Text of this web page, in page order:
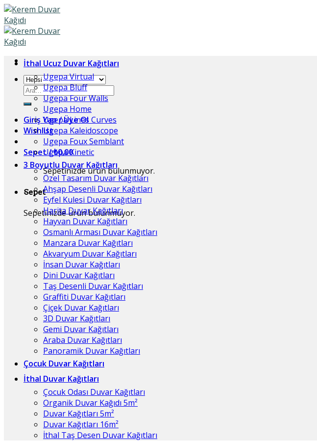
Skip
to
content
Ara:
Giriş Yap / Üye Ol
Wishlist
Sepet /₺0,00
Sepetinizde ürün bulunmuyor.
Sepet
Sepetinizde ürün bulunmuyor.
İthal Ucuz Duvar Kağıtları
Ugepa Virtual
Ugepa Bluff
Ugepa Four Walls
Ugepa Home
Ugepa Lines Curves
Ugepa Kaleidoscope
Ugepa Foux Semblant
Ugepa Kinetic
3 Boyutlu Duvar Kağıtları
Özel Tasarım Duvar Kağıtları
Ahşap Desenli Duvar Kağıtları
Eyfel Kulesi Duvar Kağıtları
Harita Duvar Kağıtları
Hayvan Duvar Kağıtları
Osmanlı Arması Duvar Kağıtları
Manzara Duvar Kağıtları
Akvaryum Duvar Kağıtları
İnsan Duvar Kağıtları
Dini Duvar Kağıtları
Taş Desenli Duvar Kağıtları
Graffiti Duvar Kağıtları
Çiçek Duvar Kağıtları
3D Duvar Kağıtları
Gemi Duvar Kağıtları
Araba Duvar Kağıtları
Panoramik Duvar Kağıtları
Çocuk Duvar Kağıtları
İthal Duvar Kağıtları
Çocuk Odası Duvar Kağıtları
Organik Duvar Kağıdı 5m²
Duvar Kağıtları 5m²
Duvar Kağıtları 16m²
İthal Taş Desen Duvar Kağıtları